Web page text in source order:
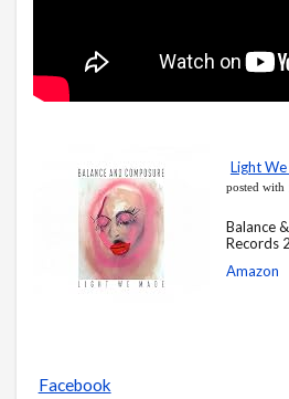
Light
posted with
Balance
Records
Amazon
Facebook